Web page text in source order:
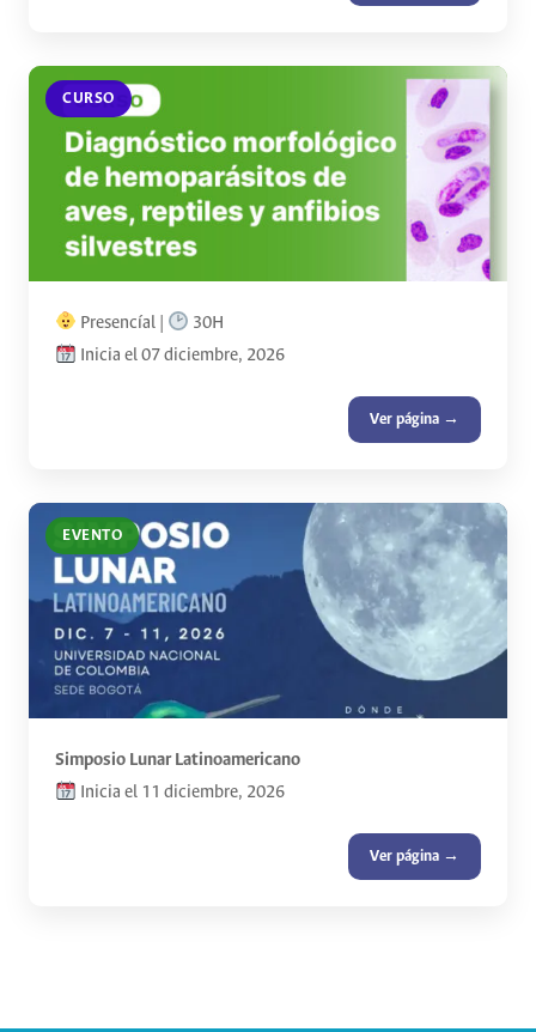
CURSO
Presencíal |
30H
Inicia el 07 diciembre, 2026
Ver página →
EVENTO
Simposio Lunar Latinoamericano
Inicia el 11 diciembre, 2026
Ver página →